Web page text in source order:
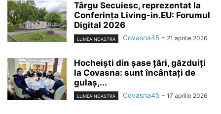
Târgu Secuiesc, reprezentat la
Conferința Living-in.EU: Forumul
Digital 2026
LUMEA NOASTRĂ Covasna45 - 21 aprilie 2026
Hocheiști din șase țări, găzduiți
la Covasna: sunt încântați de
gulaș,...
LUMEA NOASTRĂ Covasna45 - 17 aprilie 2026